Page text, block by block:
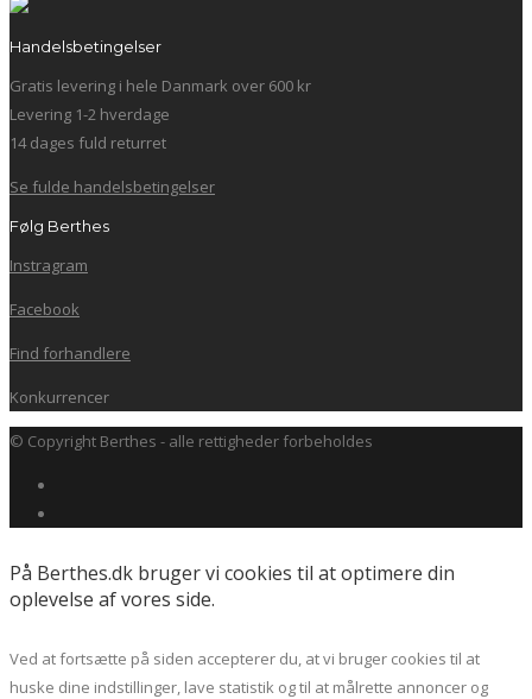
Handelsbetingelser
Gratis levering i hele Danmark over 600 kr
Levering 1-2 hverdage
14 dages fuld returret
Se fulde handelsbetingelser
Følg Berthes
Instragram
Facebook
Find forhandlere
Konkurrencer
© Copyright Berthes - alle rettigheder forbeholdes
På Berthes.dk bruger vi cookies til at optimere din
oplevelse af vores side.
Ved at fortsætte på siden accepterer du, at vi bruger cookies til at
huske dine indstillinger, lave statistik og til at målrette annoncer og